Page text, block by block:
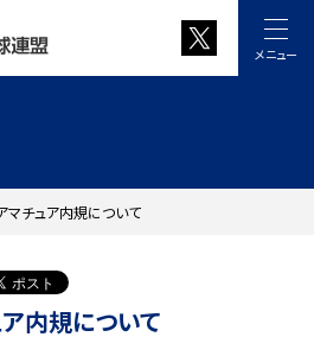
メニュー
マチュア内規について
内規について